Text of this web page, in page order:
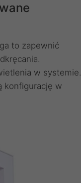
to zapewnić
w systemie.
konfigurację w